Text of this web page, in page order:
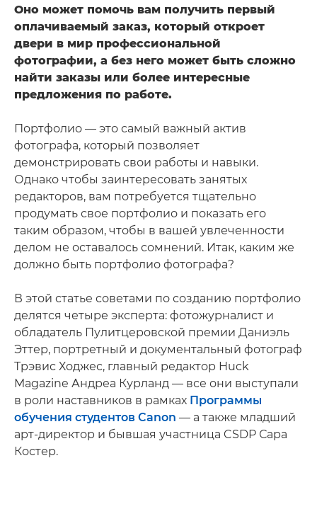
Оно может помочь вам получить первый
оплачиваемый заказ, который откроет
двери в мир профессиональной
фотографии, а без него может быть сложно
найти заказы или более интересные
предложения по работе.
Портфолио — это самый важный актив
фотографа, который позволяет
демонстрировать свои работы и навыки.
Однако чтобы заинтересовать занятых
редакторов, вам потребуется тщательно
продумать свое портфолио и показать его
таким образом, чтобы в вашей увлеченности
делом не оставалось сомнений. Итак, каким же
должно быть портфолио фотографа?
В этой статье советами по созданию портфолио
делятся четыре эксперта: фотожурналист и
обладатель Пулитцеровской премии Даниэль
Эттер, портретный и документальный фотограф
Трэвис Ходжес, главный редактор Huck
Magazine Андреа Курланд — все они выступали
в роли наставников в рамках Программы
обучения студентов Canon — а также младший
арт-директор и бывшая участница CSDP Сара
Костер.